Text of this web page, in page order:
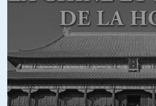
maintenant nous cherchons de la
faire plaisir à nos chers actionnaires,
des dépôts, etc …
ALERTER